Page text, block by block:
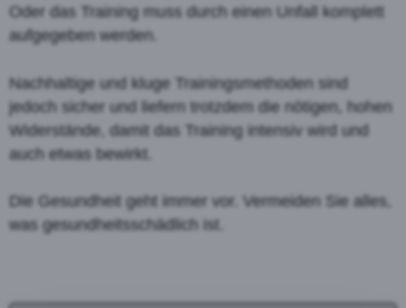
Oder das Training muss durch einen Unfall komplett
aufgegeben werden.
Nachhaltige und kluge Trainingsmethoden sind
jedoch sicher und liefern trotzdem die nötigen, hohen
Widerstände, damit das Training intensiv wird und
auch etwas bewirkt.
Die Gesundheit geht immer vor. Vermeiden Sie alles,
was gesundheitsschädlich ist.